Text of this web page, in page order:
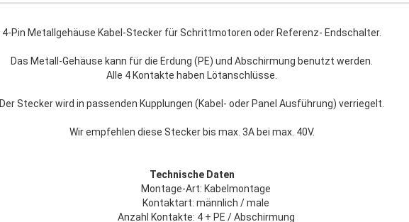
4-Pin Metallgehäuse Kabel-Stecker für Schrittmotoren oder Referenz- Endschalter.
Das Metall-Gehäuse kann für die Erdung (PE) und Abschirmung benutzt werden.
Alle 4 Kontakte haben Lötanschlüsse.
Der Stecker wird in passenden Kupplungen (Kabel- oder Panel Ausführung) verriegelt.
Wir empfehlen diese Stecker bis max. 3A bei max. 40V.
Technische Daten
Montage-Art: Kabelmontage
Kontaktart: männlich / male
Anzahl Kontakte: 4 + PE / Abschirmung